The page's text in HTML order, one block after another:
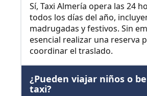
Sí, Taxi Almería opera las 24
todos los días del año,
madrugadas y festivos. Sin
esencial realizar una reserva
coordinar el traslado.
¿Pueden viajar niños o
taxi?